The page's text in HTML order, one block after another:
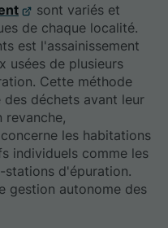
sont variés et
de chaque localité.
est l'assainissement
usées de plusieurs
Cette méthode
déchets avant leur
revanche,
les habitations
individuels comme les
stations d'épuration.
gestion autonome des